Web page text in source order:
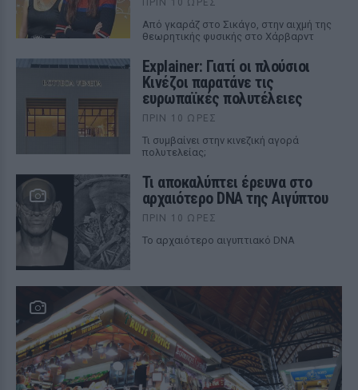
Από γκαράζ στο Σικάγο, στην αιχμή της
θεωρητικής φυσικής στο Χάρβαρντ
Explainer: Γιατί οι πλούσιοι
Κινέζοι παρατάνε τις
ευρωπαϊκές πολυτέλειες
ΠΡΙΝ 10 ΏΡΕΣ
Τι συμβαίνει στην κινεζική αγορά
πολυτελείας;
Τι αποκαλύπτει έρευνα στο
αρχαιότερο DNA της Αιγύπτου
ΠΡΙΝ 10 ΏΡΕΣ
Το αρχαιότερο αιγυπτιακό DNA